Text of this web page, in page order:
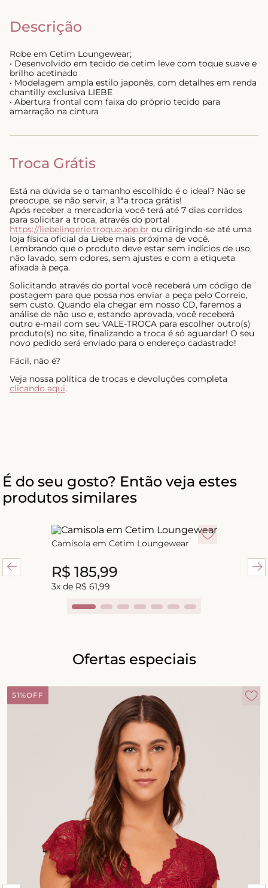
Descrição
Robe em Cetim Loungewear;
• Desenvolvido em tecido de cetim leve com toque suave e
brilho acetinado
• Modelagem ampla estilo japonês, com detalhes em renda
chantilly exclusiva LIEBE
• Abertura frontal com faixa do próprio tecido para
amarração na cintura
Troca Grátis
Está na dúvida se o tamanho escolhido é o ideal? Não se
preocupe, se não servir, a 1ªa troca grátis!
Após receber a mercadoria você terá até 7 dias corridos
para solicitar a troca, através do portal
https://liebelingerie.troque.app.br ou dirigindo-se até uma
loja física oficial da Liebe mais próxima de você.
Lembrando que o produto deve estar sem indícios de uso,
não lavado, sem odores, sem ajustes e com a etiqueta
afixada à peça.
Solicitando através do portal você receberá um código de
postagem para que possa nos enviar a peça pelo Correio,
sem custo. Quando ela chegar em nosso CD, faremos a
análise de não uso e, estando aprovada, você receberá
outro e-mail com seu VALE-TROCA para escolher outro(s)
produto(s) no site, finalizando a troca é só aguardar! O seu
novo pedido será enviado para o endereço cadastrado!
Fácil, não é?
Veja nossa política de trocas e devoluções completa
clicando aqui.
É do seu gosto? Então veja estes
produtos similares
Camisola em Cetim Loungewear
R$ 185,99
3x de R$ 61,99
Ofertas especiais
51%OFF